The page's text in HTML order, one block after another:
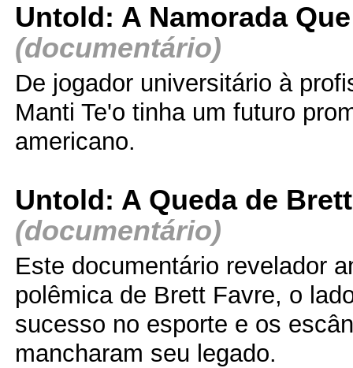
Untold: A Namorada
(documentário)
De jogador universitário à
Manti Te'o tinha um futuro
americano.
Untold: A Queda de
(documentário)
Este documentário revelador
polêmica de Brett Favre, o
sucesso no esporte e os
mancharam seu legado.